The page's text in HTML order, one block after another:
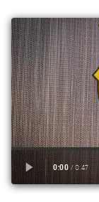
Ciutat
La Masia
plusicon
más
Servicios
Servicios
plusicon
más
SUB9 A
SUB9 B
SUB8 A
SUB8 B
Historia
Palmarés
Mini
Fotos
Historia
Palmarés
Fotos
Cadete A
Cadete B
Infantil A
Infantil B
plusicon
más
Entradas
Barça
plusicon
más
Base
plusicon
más
Juvenil
Campus
PLUSICON
MÁS